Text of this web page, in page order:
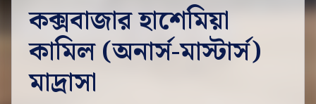
কক্সবাজার হাশেমিয়া
কামিল (অনার্স-মাস্টার্স)
মাদ্রাসা